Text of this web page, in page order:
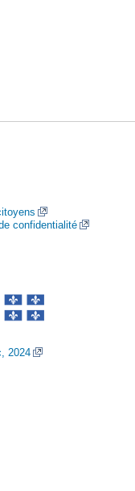
confidentialité
2024